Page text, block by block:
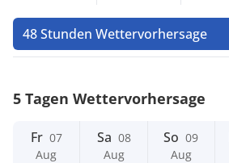
48 Stunden Wettervorhersage
5 Tagen Wettervorhersage
Fr 07
Aug
Sa 08
Aug
So 09
Aug